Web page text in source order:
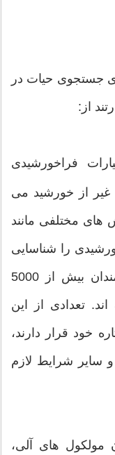
جستجوی حیات در
از:
فراخورشیدی
غیر از خورشید می
های مختلفی مانند
را شناسایی
و مطالعه می کنند. تا کنون، دانشمندان بیش از 5000
تعدادی از این
خود قرار دارند،
سایر شرایط لازم
مولکول های آلی،